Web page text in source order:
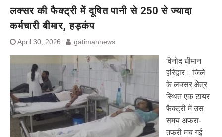
लक्सर की फैक्ट्री में दूषित पानी से 250 से ज्यादा
कर्मचारी बीमार, हड़कंप
April 30, 2026 gatimannews
विनोद धीमान
हरिद्वार। जिले
के लक्सर क्षेत्र
स्थित एक टायर
फैक्ट्री में उस
समय अफरा-
तफरी मच गई